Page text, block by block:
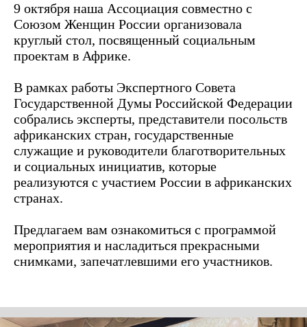
9 октября наша Ассоциация совместно с
Союзом Женщин России организовала
круглый стол, посвященный социальным
проектам в Африке.
В рамках работы Экспертного Совета
Государственной Думы Российской Федерации
собрались эксперты, представители посольств
африканских стран, государственные
служащие и руководители благотворительных
и социальных инициатив, которые
реализуются с участием России в африканских
странах.
Предлагаем вам ознакомиться с программой
мероприятия и насладиться прекрасными
снимками, запечатлевшими его участников.